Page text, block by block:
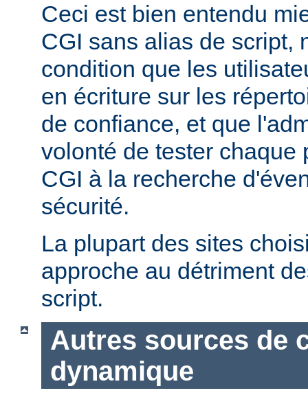
Ceci est bien entendu
CGI sans alias de script,
condition que les
en écriture sur les
de confiance, et que
volonté de tester chaque
CGI à la recherche
sécurité.
La plupart des sites
approche au détriment
script.
Autres sources de
dynamique